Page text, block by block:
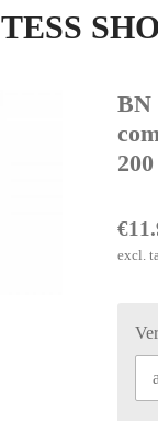
TESS
BN
excl.